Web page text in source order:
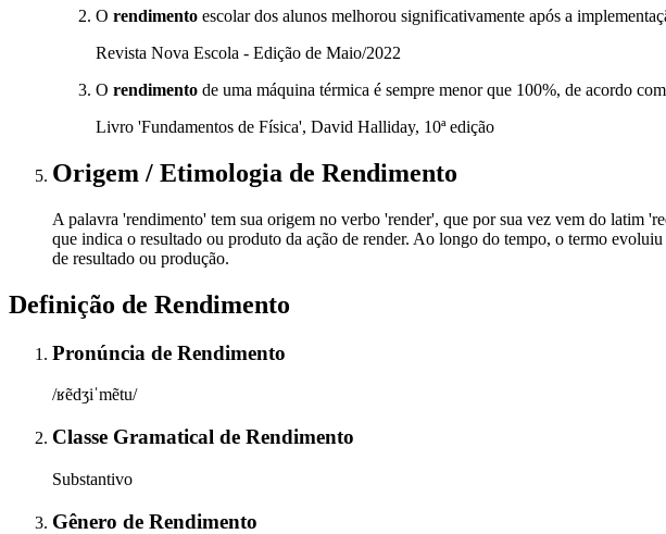
O rendimento escolar dos alunos melhorou significativamente após a
Revista Nova Escola - Edição de Maio/2022
O rendimento de uma máquina térmica é sempre menor que 100%, de acordo
Livro 'Fundamentos de Física', David Halliday, 10ª edição
Origem / Etimologia de Rendimento
A palavra 'rendimento' tem sua origem no verbo 'render', que por sua vez vem do
que indica o resultado ou produto da ação de render. Ao longo do tempo, o termo
de resultado ou produção.
Definição de Rendimento
Pronúncia de Rendimento
/ʁẽdʒiˈmẽtu/
Classe Gramatical de Rendimento
Substantivo
Gênero de Rendimento